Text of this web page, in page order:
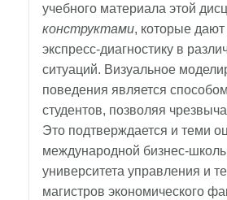
учебного материала этой
конструктами, которые
экспресс-диагностику в
ситуаций. Визуальное
поведения является
студентов, позволяя
Это подтверждается и теми
международной бизнес-
университета управления и
магистров экономического